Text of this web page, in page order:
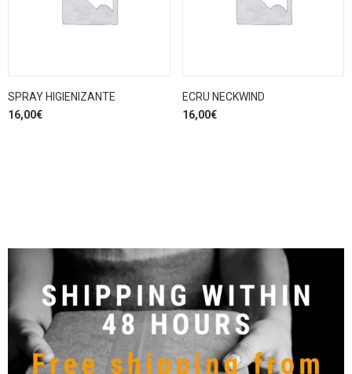
SPRAY HIGIENIZANTE
16,00€
ECRU NECKWIND
16,00€